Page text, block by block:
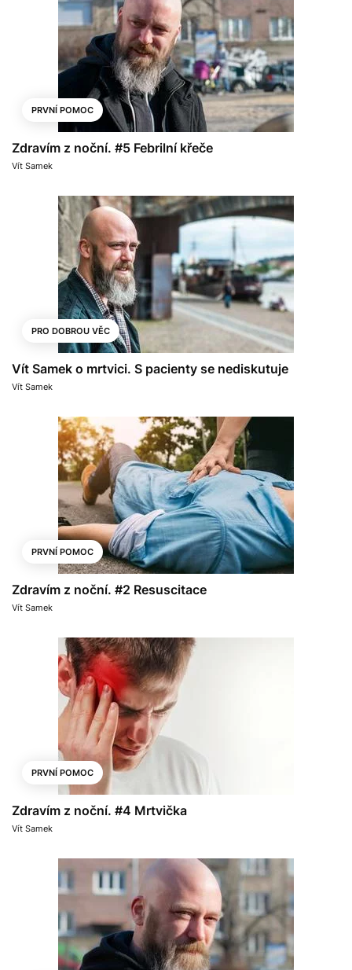
PRVNÍ POMOC
Zdravím z noční. #5 Febrilní křeče
Vít Samek
PRO DOBROU VĚC
Vít Samek o mrtvici. S pacienty se nediskutuje
Vít Samek
PRVNÍ POMOC
Zdravím z noční. #2 Resuscitace
Vít Samek
PRVNÍ POMOC
Zdravím z noční. #4 Mrtvička
Vít Samek